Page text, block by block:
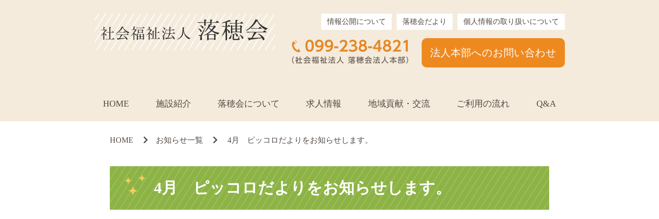
情報公開について 落穂会だより 個人情報の取り扱いについて
法人本部へのお問い合わせ
HOME 施設紹介 落穂会について 求人情報 地域貢献・交流 ご利用の流れ Q&A
HOME お知らせ一覧 4月 ピッコロだよりをお知らせします。
4月 ピッコロだよりをお知らせします。